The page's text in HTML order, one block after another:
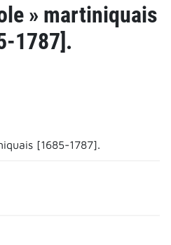
» martiniquais
1787].
[1685-1787].